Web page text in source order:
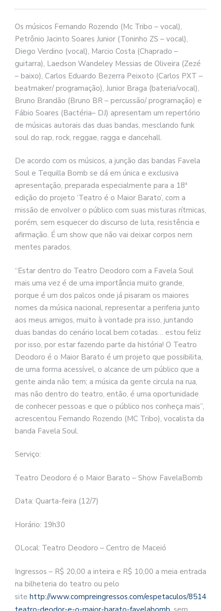
Os músicos Fernando Rozendo (Mc Tribo – vocal),
Petrônio Jacinto Soares Junior (Toninho ZS – vocal),
Diego Verdino (vocal), Marcio Costa (Chaprado –
guitarra), Laedson Wandeley Messias de Oliveira (Zezé
– baixo), Carlos Eduardo Bezerra Peixoto (Carlos PXT –
beatmaker/ programação), Junior Braga (bateria/vocal),
Bruno Brandão (Bruno BR – percussão/ programação) e
Fábio Soares (Bactéria– DJ) apresentam um repertório
de músicas autorais das duas bandas, mesclando funk
soul do rap, rock, reggae, ragga e dancehall.
De acordo com os músicos, a junção das bandas Favela
Soul e Tequilla Bomb se dá em única e exclusiva
apresentação, preparada especialmente para a 18ª
edição do projeto ‘Teatro é o Maior Barato’, com a
missão de envolver o público com suas misturas rítmicas,
porém, sem esquecer do discurso de luta, resistência e
afirmação. É um show que não vai deixar corpos nem
mentes parados.
“Estar dentro do Teatro Deodoro com a Favela Soul
mais uma vez é de uma importância muito grande,
porque é um dos palcos onde já pisaram os maiores
nomes da música nacional, representar a periferia junto
aos meus amigos, muito à vontade pra isso, juntando
duas bandas do cenário local bem cotadas… estou feliz
por isso, por estar fazendo parte da história! O Teatro
Deodoro é o Maior Barato é um projeto que possibilita,
de uma forma acessível, o alcance de um público que a
gente ainda não tem; a música da gente circula na rua,
mas não dentro do teatro, então, é uma oportunidade
de conhecer pessoas e que o público nos conheça mais”,
acrescentou Fernando Rozendo (MC Tribo), vocalista da
banda Favela Soul.
Serviço:
Teatro Deodoro é o Maior Barato – Show FavelaBomb
Data: Quarta-feira (12/7)
Horário: 19h30
OLocal: Teatro Deodoro – Centro de Maceió
Ingressos – R$ 20,00 a inteira e R$ 10,00 a meia entrada
na bilheteria do teatro ou pelo
site http://www.compreingressos.com/espetaculos/8514-